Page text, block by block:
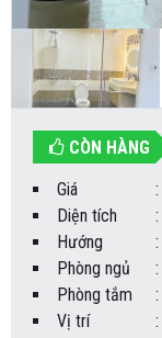
CÒN HÀNG
Giá
:
Diện tích
:
Hướng :
Phòng ngủ
:
Phòng tắm
:
Vị trí
: